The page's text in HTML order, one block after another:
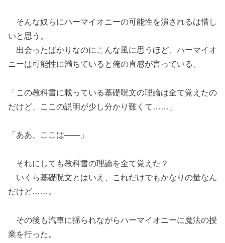
そんな奴らにハーマイオニーの可能性を潰されるは惜し
いと思う。
出会ったばかりなのにこんな風に思うほど、ハーマイオ
ニーは可能性に満ちていると俺の直感が言っている。
「この教科書に載っている基礎呪文の理論は全て覚えたの
だけど、ここの説明が少し分かり難くて……」
「ああ、ここは――」
それにしても教科書の理論を全て覚えた？
いくら基礎呪文とはいえ、これだけでもかなりの量なん
だけど……。
その後も汽車に揺られながらハーマイオニーに魔法の授
業を行った。